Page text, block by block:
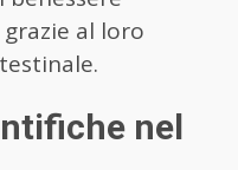
al loro
nel